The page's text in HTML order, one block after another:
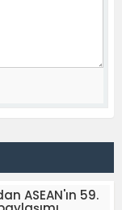
ASEAN'ın 59.